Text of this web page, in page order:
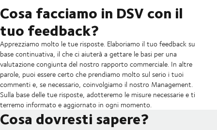
Cosa facciamo in DSV con il
tuo feedback?
Apprezziamo molto le tue risposte. Elaboriamo il tuo feedback su
base continuativa, il che ci aiuterà a gettare le basi per una
valutazione congiunta del nostro rapporto commerciale. In altre
parole, puoi essere certo che prendiamo molto sul serio i tuoi
commenti e, se necessario, coinvolgiamo il nostro Management.
Sulla base delle tue risposte, adotteremo le misure necessarie e ti
terremo informato e aggiornato in ogni momento.
Cosa dovresti sapere?